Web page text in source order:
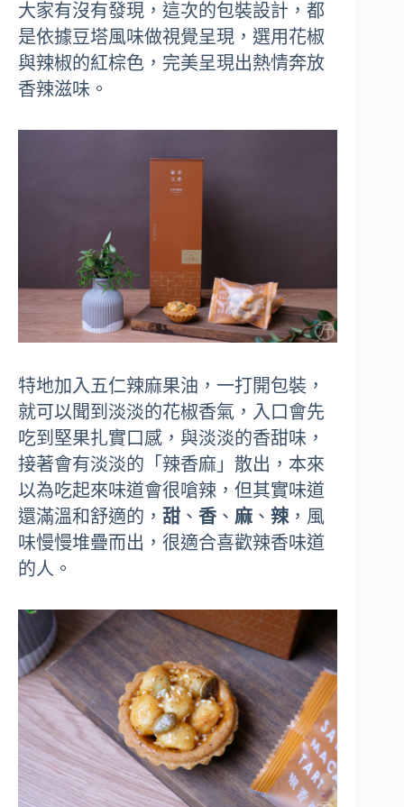
大家有沒有發現，這次的包裝設計，都
是依據豆塔風味做視覺呈現，選用花椒
與辣椒的紅棕色，完美呈現出熱情奔放
香辣滋味。
特地加入五仁辣麻果油，一打開包裝，
就可以聞到淡淡的花椒香氣，入口會先
吃到堅果扎實口感，與淡淡的香甜味，
接著會有淡淡的「辣香麻」散出，本來
以為吃起來味道會很嗆辣，但其實味道
還滿溫和舒適的， 甜 、 香 、 麻 、 辣，風
味慢慢堆疊而出，很適合喜歡辣香味道
的人。